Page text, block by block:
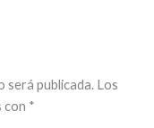
será publicada. Los
con *